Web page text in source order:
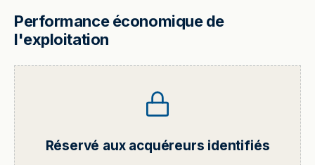
Performance économique de
l'exploitation
Réservé aux acquéreurs identifiés